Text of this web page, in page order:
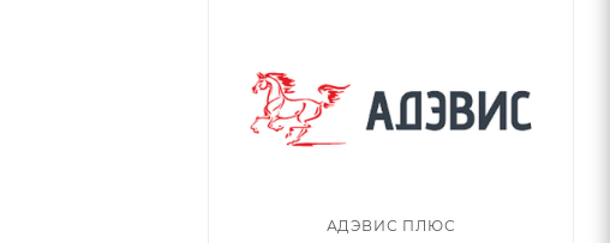
АДЭВИС ПЛЮС